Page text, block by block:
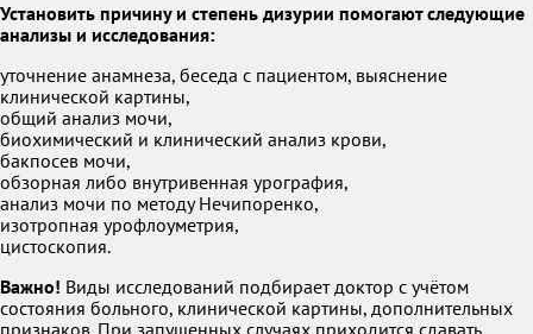
Установить причину и степень дизурии помогают следующие
анализы и исследования:
уточнение анамнеза, беседа с пациентом, выяснение
клинической картины,
общий анализ мочи,
биохимический и клинический анализ крови,
бакпосев мочи,
обзорная либо внутривенная урография,
анализ мочи по методу Нечипоренко,
изотропная урофлоуметрия,
цистоскопия.
Важно! Виды исследований подбирает доктор с учётом
состояния больного, клинической картины, дополнительных
признаков. При запущенных случаях приходится сдавать